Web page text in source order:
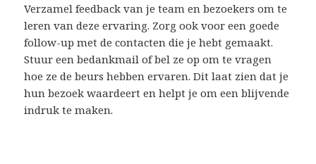
Verzamel feedback van je team en bezoekers om te
leren van deze ervaring. Zorg ook voor een goede
follow-up met de contacten die je hebt gemaakt.
Stuur een bedankmail of bel ze op om te vragen
hoe ze de beurs hebben ervaren. Dit laat zien dat je
hun bezoek waardeert en helpt je om een blijvende
indruk te maken.